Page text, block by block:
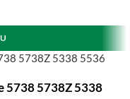
5738 5738Z 5338